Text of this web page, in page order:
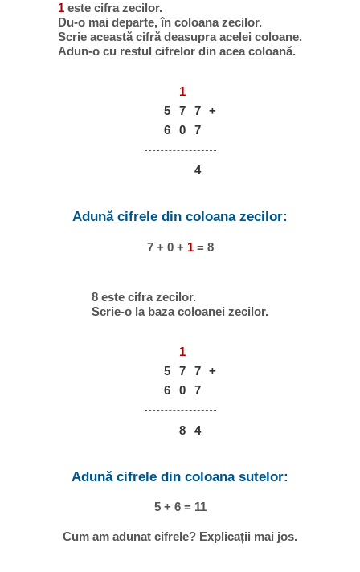
1 este cifra zecilor.
Du-o mai departe, în coloana zecilor.
Scrie această cifră deasupra acelei coloane.
Adun-o cu restul cifrelor din acea coloană.
1
5
7 7
+
6
0 7
4
Adună cifrele din coloana zecilor:
7 + 0 + 1= 8
8 este cifra zecilor.
Scrie-o la baza coloanei zecilor.
1
5
7 7
+
6
0 7
8 4
Adună cifrele din coloana sutelor:
5 + 6 = 11
Cum am adunat cifrele? Explicații mai jos.